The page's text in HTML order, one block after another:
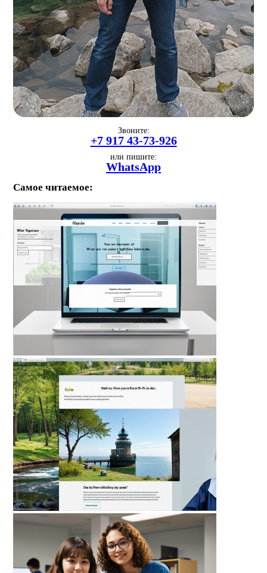
Звоните:
+7 917 43-73-926
или пишите:
WhatsApp
Самое читаемое: